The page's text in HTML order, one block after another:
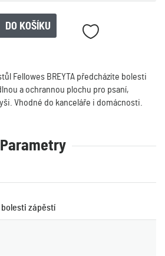
Fellowes BREYTA předcházíte bolesti
a ochrannou plochu pro psaní,
Vhodné do kanceláře i domácnosti.
Parametry
bolesti zápěstí